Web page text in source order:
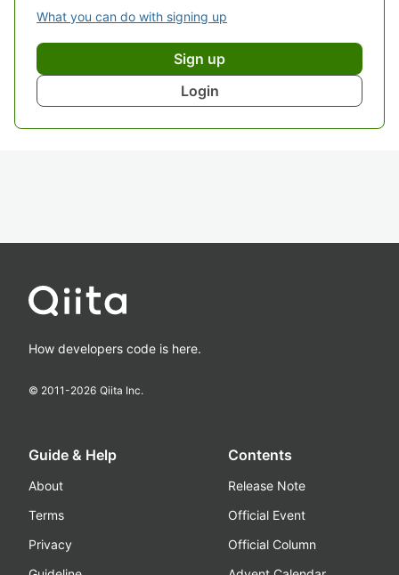
What you can do with signing up
Sign up
Login
How developers code is here.
© 2011-2026 Qiita Inc.
Guide & Help
About
Terms
Privacy
Contents
Release Note
Official Event
Official Column